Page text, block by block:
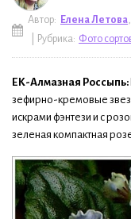
Автор: Елена Летова
| Рубрика: Фото
ЕК-Алмазная Россыпь:
зефирно-кремовые
искрами фэнтези и с
зеленая компактная